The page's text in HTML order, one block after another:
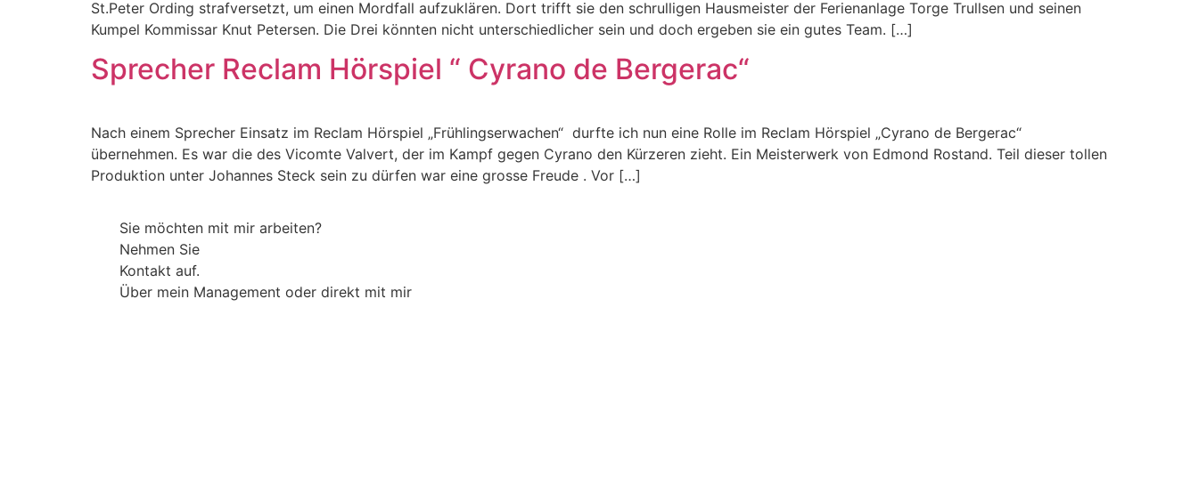
St.Peter Ording strafversetzt, um einen Mordfall aufzuklären. Dort trifft sie den schrulligen Hausmeister der Ferienanlage Torge Trullsen und seinen
Kumpel Kommissar Knut Petersen. Die Drei könnten nicht unterschiedlicher sein und doch ergeben sie ein gutes Team. […]
Sprecher Reclam Hörspiel “ Cyrano de Bergerac“
Nach einem Sprecher Einsatz im Reclam Hörspiel „Frühlingserwachen“ durfte ich nun eine Rolle im Reclam Hörspiel „Cyrano de Bergerac“
übernehmen. Es war die des Vicomte Valvert, der im Kampf gegen Cyrano den Kürzeren zieht. Ein Meisterwerk von Edmond Rostand. Teil dieser tollen
Produktion unter Johannes Steck sein zu dürfen war eine grosse Freude . Vor […]
Sie möchten mit mir arbeiten?
Nehmen Sie
Kontakt auf.
Über mein Management oder direkt mit mir